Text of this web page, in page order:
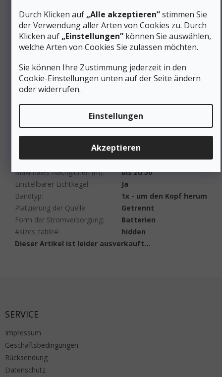
Durch Klicken auf „Alle akzeptieren”stimmen Sie
der Verwendung aller Arten von Cookies zu. Durch
Klicken auf „Einstellungen” können Sie auswählen,
welche Arten von Cookies Sie zulassen möchten.
Sie können Ihre Zustimmung jederzeit in den
Cookie-Einstellungen unten auf der Seite ändern
oder widerrufen.
Einstellungen
Akzeptieren
Kategorie:
Camping-Ausrüstung
Ausverkauf
EAN:
4058205010405
Material:
Plastik
Farbe:
Grün
Wasserfestigkeit:
Rotlicht:
Ja
51 bis 100 g
Max. Dauer von Leuchten (h):
21 bis 50
Max. Dauer von Leuchten
6 bis 10
Max. Lichtstrom (lm):
201 bis 300
Maximales Nachglühen (m):
bis zu 50
Einstellbarer Lichtkegel:
Ja
Bandtyp:
1x - um den Kopf herum
Platzierung der Quelle:
Getrennt
Form der Stromversorgung:
Batterien
#sizes_table#:
hidden
Dieser Artikel ist leider ausverkauft…
SERVICE
Impressum
Geschäftsbedingungen
Rücksendung
Datenschutz